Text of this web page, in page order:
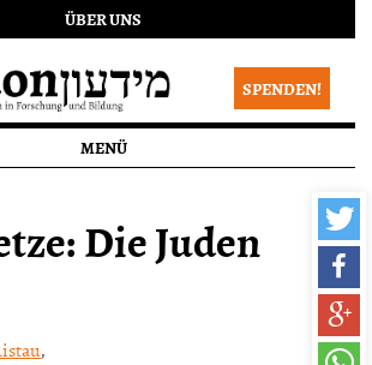
ÜBER UNS
SPENDEN!
MENÜ
Die Juden
,